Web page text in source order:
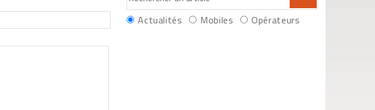
Actualités Mobiles Opérateurs